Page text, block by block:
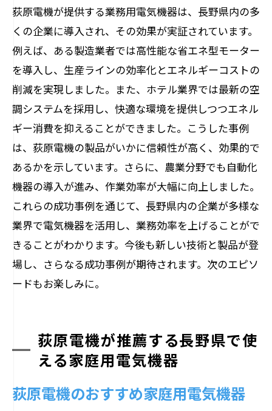
荻原電機が提供する業務用電気機器は、長野県内の多
くの企業に導入され、その効果が実証されています。
例えば、ある製造業者では高性能な省エネ型モーター
を導入し、生産ラインの効率化とエネルギーコストの
削減を実現しました。また、ホテル業界では最新の空
調システムを採用し、快適な環境を提供しつつエネル
ギー消費を抑えることができました。こうした事例
は、荻原電機の製品がいかに信頼性が高く、効果的で
あるかを示しています。さらに、農業分野でも自動化
機器の導入が進み、作業効率が大幅に向上しました。
これらの成功事例を通じて、長野県内の企業が多様な
業界で電気機器を活用し、業務効率を上げることがで
きることがわかります。今後も新しい技術と製品が登
場し、さらなる成功事例が期待されます。次のエピソ
ードもお楽しみに。
荻原電機が推薦する長野県で使
える家庭用電気機器
荻原電機のおすすめ家庭用電気機器